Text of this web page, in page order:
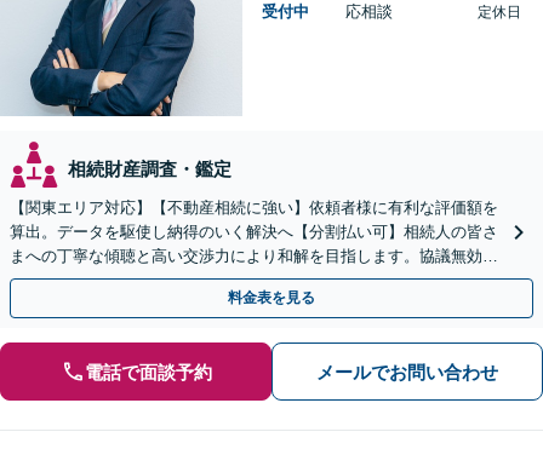
受付中
応相談
定休日
相続財産調査・鑑定
【関東エリア対応】【不動産相続に強い】依頼者様に有利な評価額を
算出。データを駆使し納得のいく解決へ【分割払い可】相続人の皆さ
まへの丁寧な傾聴と高い交渉力により和解を目指します。協議無効確
認／遺言無効確認など、複雑な訴訟も実績豊富【夜間対応】
料金表を見る
電話で面談予約 メールでお問い合わせ